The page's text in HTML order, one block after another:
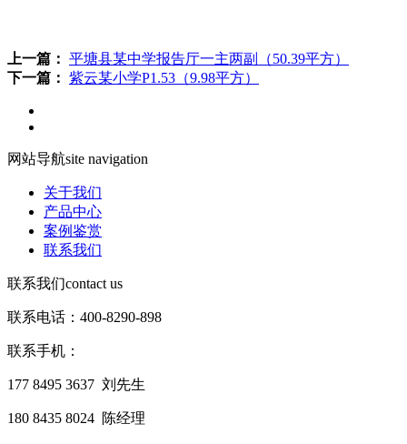
上一篇： 平塘县某中学报告厅一主两副（50.39平方）
下一篇： 紫云某小学P1.53（9.98平方）
网站导航site navigation
关于我们
产品中心
案例鉴赏
联系我们
联系我们contact us
联系电话：400-8290-898
联系手机：
177 8495 3637 刘先生
180 8435 8024 陈经理